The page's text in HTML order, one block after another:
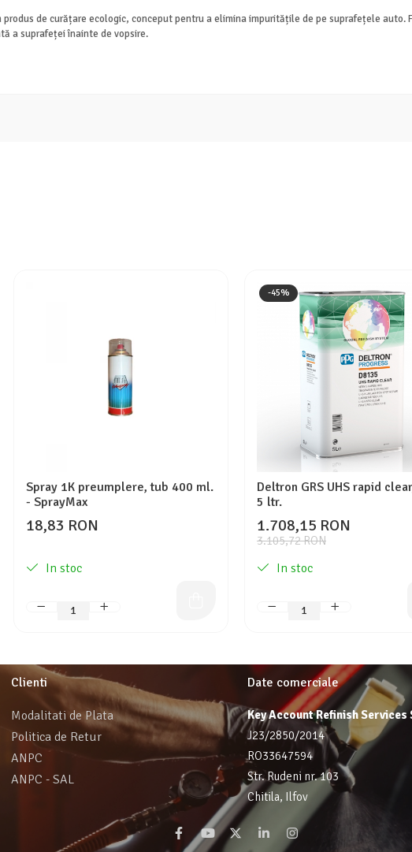
de curățare ecologic, conceput pentru a elimina impuritățile de pe suprafețele auto.
a suprafeței înainte de vopsire.
Spray 1K preumplere, tub 400 ml.
- SprayMax
18,83 RON
In stoc
-45%
Deltron GRS UHS rapid
5 ltr.
3.105,72 RON
1.708,15 RON
In stoc
Clienti
Modalitati de Plata
Politica de Retur
ANPC
ANPC - SAL
Date comerciale
Key Account Refinish Services
J23/2850/2014
RO33647594
Str. Rudeni nr. 103
Chitila, Ilfov